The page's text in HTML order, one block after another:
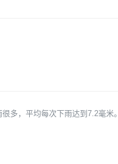
多，平均每次下雨达到7.2毫米。